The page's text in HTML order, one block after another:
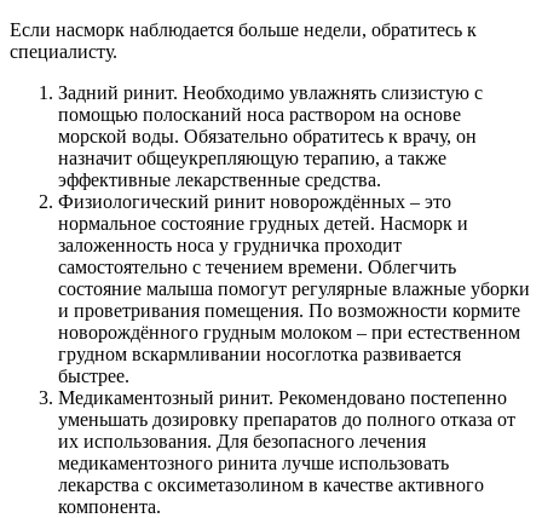
Если насморк наблюдается больше недели, обратитесь к
специалисту.
Задний ринит. Необходимо увлажнять слизистую с
помощью полосканий носа раствором на основе
морской воды. Обязательно обратитесь к врачу, он
назначит общеукрепляющую терапию, а также
эффективные лекарственные средства.
Физиологический ринит новорождённых – это
нормальное состояние грудных детей. Насморк и
заложенность носа у грудничка проходит
самостоятельно с течением времени. Облегчить
состояние малыша помогут регулярные влажные уборки
и проветривания помещения. По возможности кормите
новорождённого грудным молоком – при естественном
грудном вскармливании носоглотка развивается
быстрее.
Медикаментозный ринит. Рекомендовано постепенно
уменьшать дозировку препаратов до полного отказа от
их использования. Для безопасного лечения
медикаментозного ринита лучше использовать
лекарства с оксиметазолином в качестве активного
компонента.